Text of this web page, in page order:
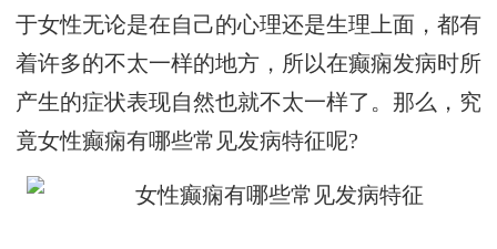
于女性无论是在自己的心理还是生理上面，都有
着许多的不太一样的地方，所以在癫痫发病时所
产生的症状表现自然也就不太一样了。那么，究
竟女性癫痫有哪些常见发病特征呢?